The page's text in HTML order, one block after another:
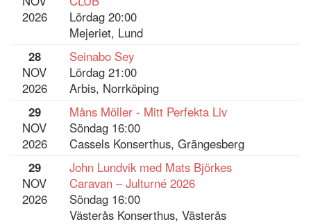
2026
Lördag 20:00
Mejeriet, Lund
28
NOV
2026
Seinabo Sey
Lördag 21:00
Arbis, Norrköping
29
NOV
2026
Måns Möller - Mitt Perfekta Liv
Söndag 16:00
Cassels Konserthus, Grängesberg
29
NOV
2026
John Lundvik med Mats Björkes
Caravan – Julturné 2026
Söndag 16:00
Västerås Konserthus, Västerås